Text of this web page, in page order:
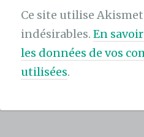
Ce site utilise
indésirables.En
les données de vos
utilisées.